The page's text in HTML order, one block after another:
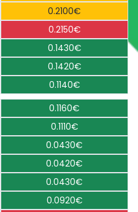
0.2100€
0.2150€
0.1430€
0.1420€
0.1140€
0.1160€
0.1110€
0.0430€
0.0420€
0.0430€
0.0920€